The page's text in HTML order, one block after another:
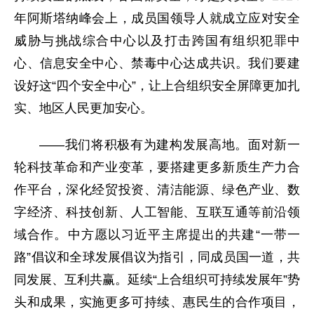
年阿斯塔纳峰会上，成员国领导人就成立应对安全
威胁与挑战综合中心以及打击跨国有组织犯罪中
心、信息安全中心、禁毒中心达成共识。我们要建
设好这“四个安全中心”，让上合组织安全屏障更加扎
实、地区人民更加安心。
——我们将积极有为建构发展高地。面对新一
轮科技革命和产业变革，要搭建更多新质生产力合
作平台，深化经贸投资、清洁能源、绿色产业、数
字经济、科技创新、人工智能、互联互通等前沿领
域合作。中方愿以习近平主席提出的共建“一带一
路”倡议和全球发展倡议为指引，同成员国一道，共
同发展、互利共赢。延续“上合组织可持续发展年”势
头和成果，实施更多可持续、惠民生的合作项目，